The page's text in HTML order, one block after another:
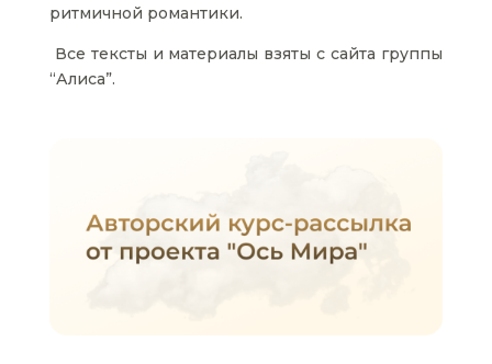
ритмичной романтики.
Все тексты и материалы взяты с сайта группы
“Алиса”.